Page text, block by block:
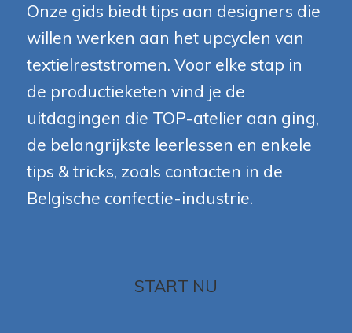
Onze gids biedt tips aan designers die
willen werken aan het upcyclen van
textielreststromen. Voor elke stap in
de productieketen vind je de
uitdagingen die TOP-atelier aan ging,
de belangrijkste leerlessen en enkele
tips & tricks, zoals contacten in de
Belgische confectie-industrie.
START NU